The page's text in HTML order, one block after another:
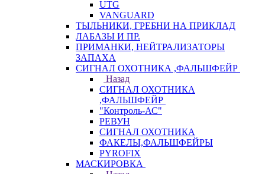
UTG
VANGUARD
ТЫЛЬНИКИ, ГРЕБНИ НА ПРИКЛАД
ЛАБАЗЫ И ПР.
ПРИМАНКИ, НЕЙТРАЛИЗАТОРЫ
ЗАПАХА
СИГНАЛ ОХОТНИКА ,ФАЛЬШФЕЙР
Назад
СИГНАЛ ОХОТНИКА
,ФАЛЬШФЕЙР
"Контроль-АС"
РЕВУН
СИГНАЛ ОХОТНИКА
ФАКЕЛЫ,ФАЛЬШФЕЙРЫ
PYROFIX
МАСКИРОВКА